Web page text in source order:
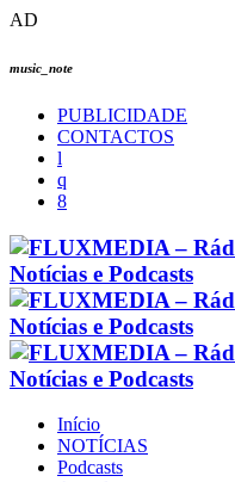
AD
music_note
PUBLICIDADE
CONTACTOS
Início
NOTÍCIAS
Podcasts